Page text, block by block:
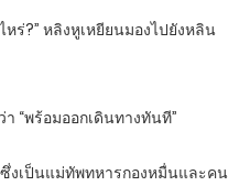
หร่?” หลิงหูเหยียนมองไปยังหลิน
“พร้อมออกเดินทางทันที”
งเป็นแม่ทัพทหารกองหมื่นและคน